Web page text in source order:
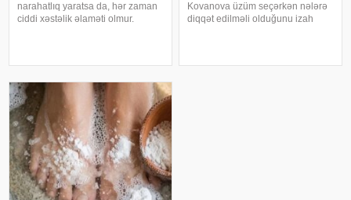
narahatlıq yaratsa da, hər zaman
ciddi xəstəlik əlaməti olmur.
Kovanova üzüm seçərkən nələrə
diqqət edilməli olduğunu izah